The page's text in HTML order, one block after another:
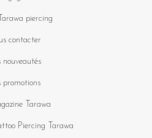
piercing
contacter
nouveautés
promotions
Tarawa
Piercing Tarawa